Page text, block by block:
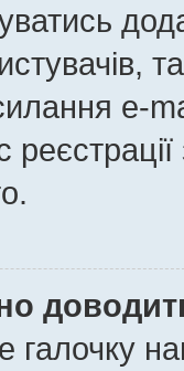
e-
галочку